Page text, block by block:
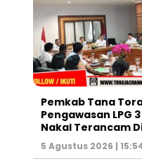
Pemkab Tana
Pengawasan LPG
Nakal Terancam
5 Agustus 2026 |